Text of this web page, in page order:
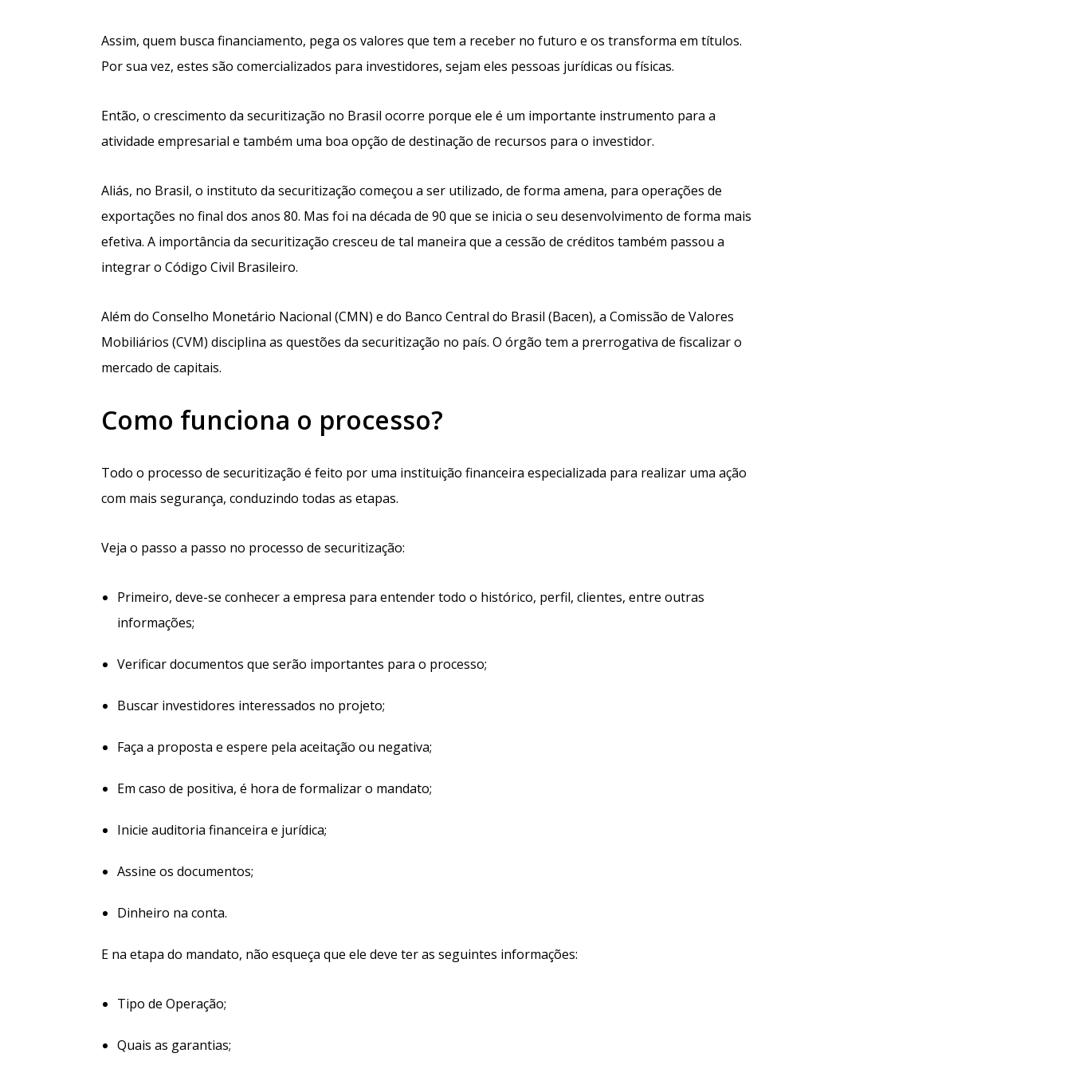
Assim, quem busca financiamento, pega os valores que tem a receber no futuro e os transforma em títulos.
Por sua vez, estes são comercializados para investidores, sejam eles pessoas jurídicas ou físicas.
Então, o crescimento da securitização no Brasil ocorre porque ele é um importante instrumento para a
atividade empresarial e também uma boa opção de destinação de recursos para o investidor.
Aliás, no Brasil, o instituto da securitização começou a ser utilizado, de forma amena, para operações de
exportações no final dos anos 80. Mas foi na década de 90 que se inicia o seu desenvolvimento de forma mais
efetiva. A importância da securitização cresceu de tal maneira que a cessão de créditos também passou a
integrar o Código Civil Brasileiro.
Além do Conselho Monetário Nacional (CMN) e do Banco Central do Brasil (Bacen), a Comissão de Valores
Mobiliários (CVM) disciplina as questões da securitização no país. O órgão tem a prerrogativa de fiscalizar o
mercado de capitais.
Como funciona o processo?
Todo o processo de securitização é feito por uma instituição financeira especializada para realizar uma ação
com mais segurança, conduzindo todas as etapas.
Veja o passo a passo no processo de securitização:
Primeiro, deve-se conhecer a empresa para entender todo o histórico, perfil, clientes, entre outras
informações;
Verificar documentos que serão importantes para o processo;
Buscar investidores interessados no projeto;
Faça a proposta e espere pela aceitação ou negativa;
Em caso de positiva, é hora de formalizar o mandato;
Inicie auditoria financeira e jurídica;
Assine os documentos;
Dinheiro na conta.
E na etapa do mandato, não esqueça que ele deve ter as seguintes informações:
Tipo de Operação;
Quais as garantias;